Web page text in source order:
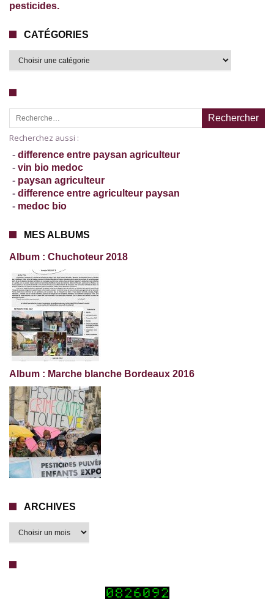
pesticides.
CATÉGORIES
Recherche pour :
Recherchez aussi :
- difference entre paysan agriculteur
- vin bio medoc
- paysan agriculteur
- difference entre agriculteur paysan
- medoc bio
MES ALBUMS
Album : Chuchoteur 2018
Album : Marche blanche Bordeaux 2016
ARCHIVES